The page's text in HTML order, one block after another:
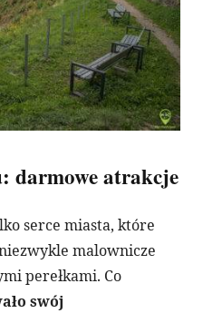
darmowe atrakcje
serce miasta, które
malownicze
perełkami. Co
swój